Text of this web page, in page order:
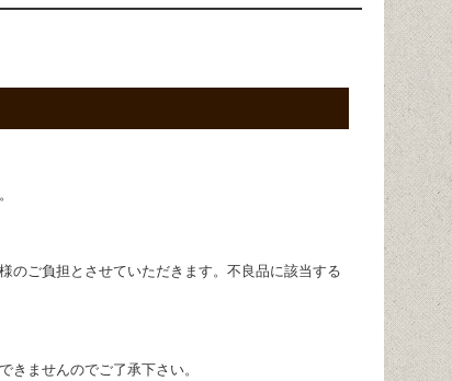
のご負担とさせていただきます。不良品に該当する
きませんのでご了承下さい。